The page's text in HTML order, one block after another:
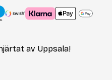
av Uppsala!